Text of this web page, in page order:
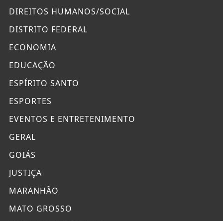
DIREITOS HUMANOS/SOCIAL
DISTRITO FEDERAL
ECONOMIA
EDUCAÇÃO
ESPÍRITO SANTO
ESPORTES
EVENTOS E ENTRETENIMENTO
GERAL
GOIÁS
JUSTIÇA
MARANHÃO
MATO GROSSO